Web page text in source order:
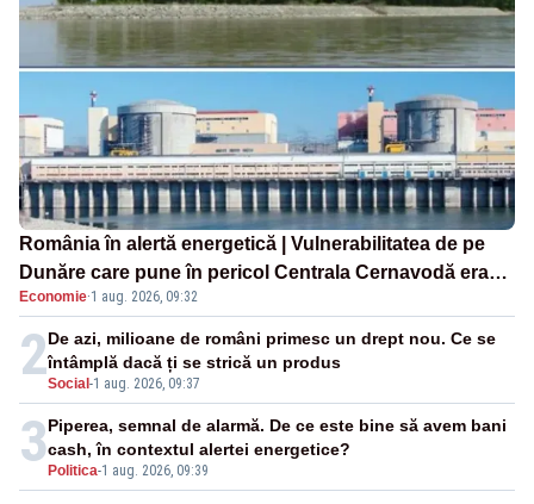
România în alertă energetică | Vulnerabilitatea de pe
Dunăre care pune în pericol Centrala Cernavodă era
cunoscută de pe vremea lui Ceaușescu
Economie·1 aug. 2026, 09:32
2Social -1 aug. 2026, 09:37
De azi, milioane de români primesc un drept nou. Ce se
întâmplă dacă ți se strică un produs
3 Politica-1 aug. 2026, 09:39
Piperea, semnal de alarmă. De ce este bine să avem bani
cash, în contextul alertei energetice?